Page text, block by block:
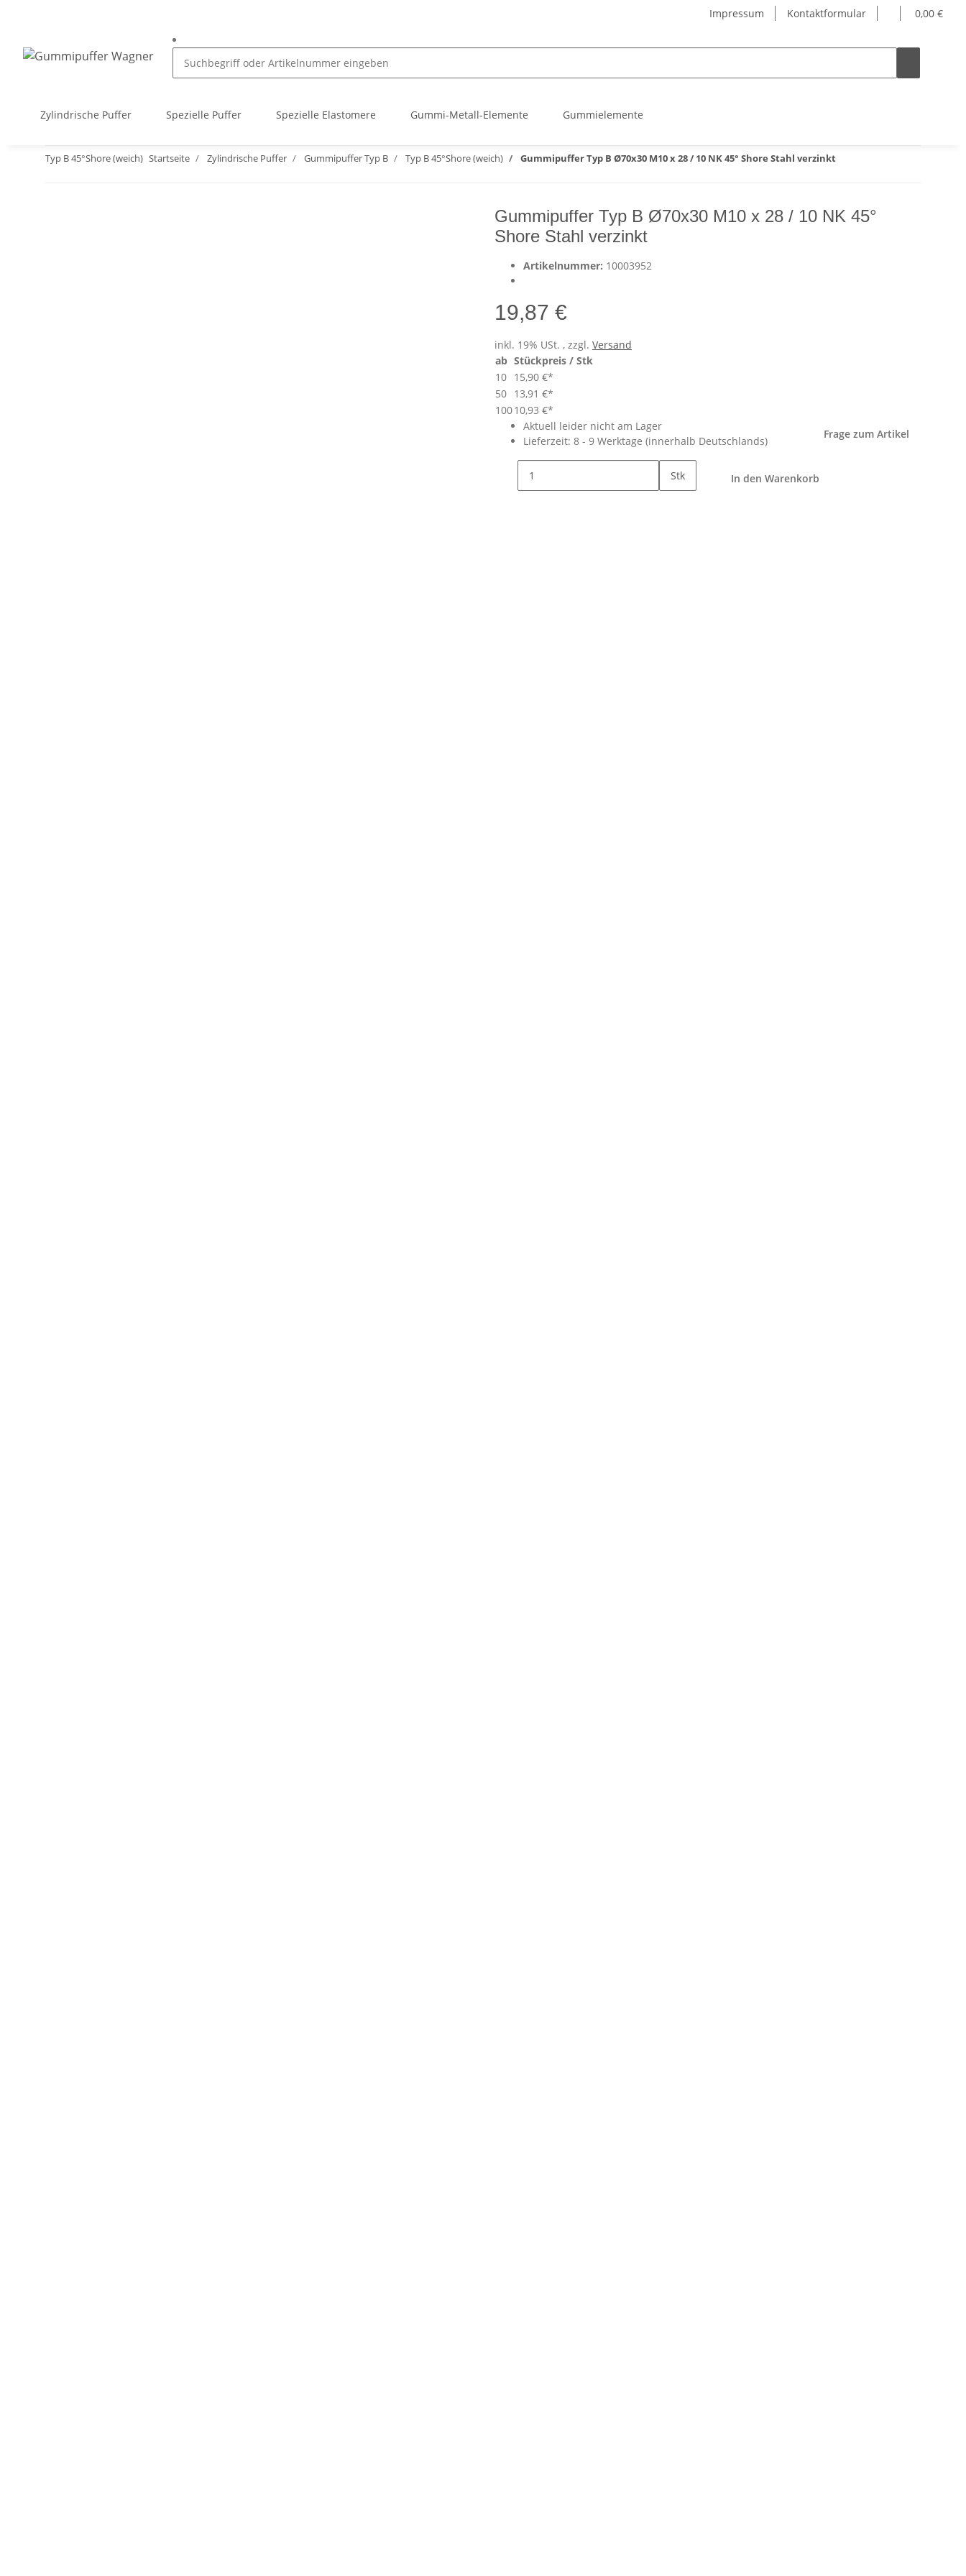
Impressum Kontaktformular 0,00 €
Zylindrische Puffer Spezielle Puffer Spezielle Elastomere Gummi-Metall-Elemente Gummielemente
Typ B 45°Shore (weich) Startseite Zylindrische Puffer Gummipuffer Typ B Typ B 45°Shore (weich) Gummipuffer Typ B Ø70x30 M10 x 28 / 10 NK 45° Shore Stahl verzinkt
Gummipuffer Typ B Ø70x30 M10 x 28 / 10 NK 45°
Shore Stahl verzinkt
Artikelnummer: 10003952
19,87 €
inkl. 19% USt. , zzgl. Versand
ab Stückpreis / Stk
10 15,90 €*
50 13,91 €*
10010,93 €*
Aktuell leider nicht am Lager
Lieferzeit: 8 - 9 Werktage (innerhalb Deutschlands)
Frage zum Artikel
Stk In den Warenkorb